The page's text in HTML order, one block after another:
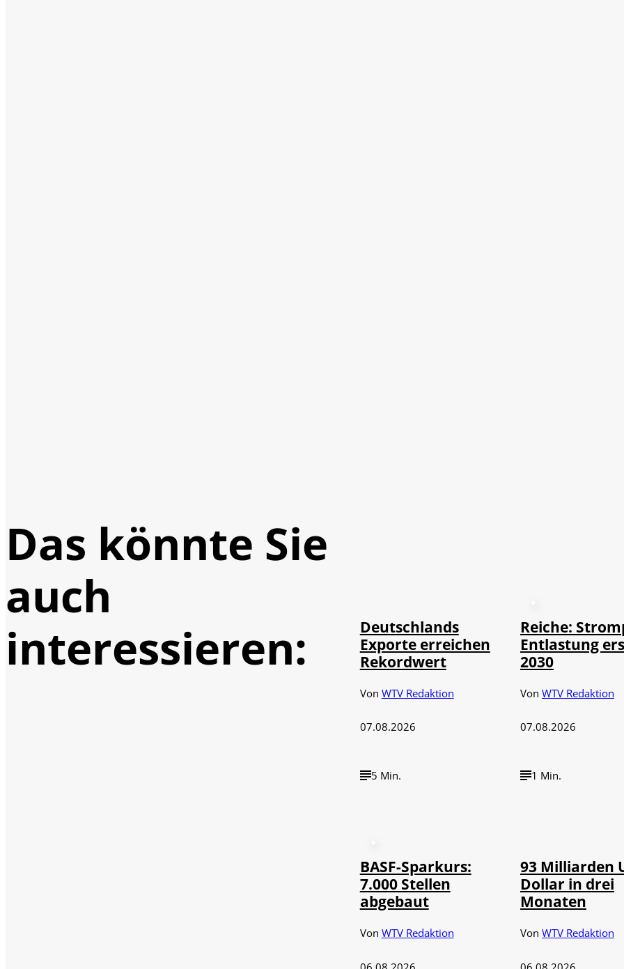
Das könnte Sie
auch
interessieren:
Deutschlands
Exporte erreichen
Rekordwert
Von WTV Redaktion
07.08.2026
5 Min.
Reiche:
Entlastung
2030
Von WTV Redaktion
07.08.2026
1 Min.
BASF-Sparkurs:
7.000 Stellen
abgebaut
Von WTV Redaktion
93 Milliarden
Dollar in drei
Monaten
Von WTV Redaktion